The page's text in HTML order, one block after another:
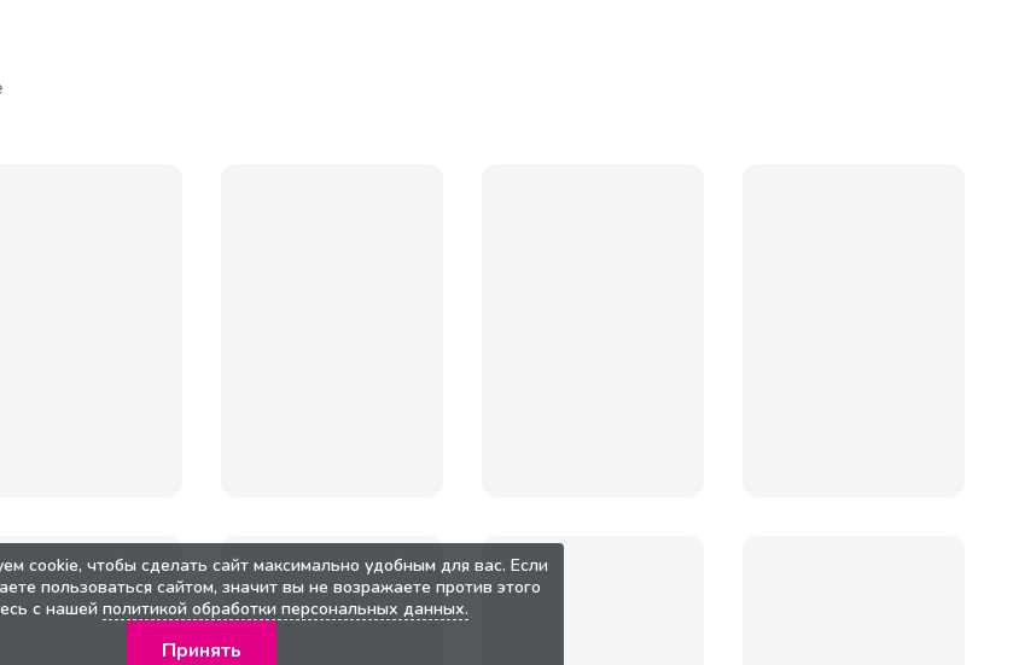
cookie, чтобы сделать сайт максимально удобным для вас. Если
пользоваться сайтом, значит вы не возражаете против этого
с нашей политикой обработки персональных данных.
Принять